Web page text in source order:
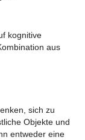
kognitive
aus
sich zu
Objekte und
entweder eine